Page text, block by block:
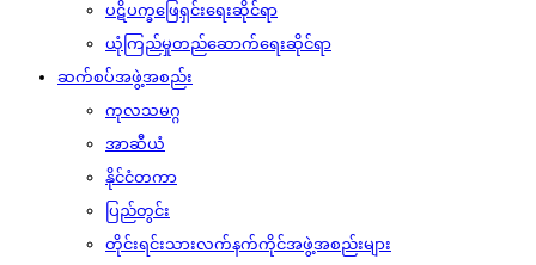
ပဋိပက္ခဖြေရှင်းရေးဆိုင်ရာ
ယုံကြည်မှုတည်ဆောက်ရေးဆိုင်ရာ
ဆက်စပ်အဖွဲ့အစည်း
ကုလသမဂ္ဂ
အာဆီယံ
နိုင်ငံတကာ
ပြည်တွင်း
တိုင်းရင်းသားလက်နက်ကိုင်အဖွဲ့အစည်းများ